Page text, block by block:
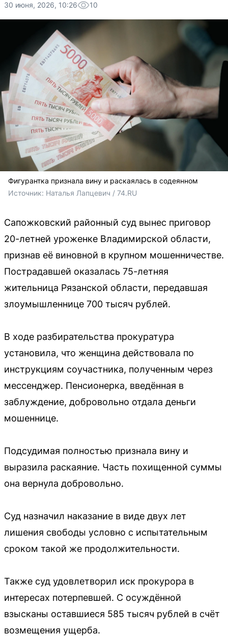
30 июня, 2026, 10:26 10
Фигурантка признала вину и раскаялась в содеянном
Источник: Наталья Лапцевич / 74.RU
Сапожковский районный суд вынес приговор
20-летней уроженке Владимирской области,
признав её виновной в крупном мошенничестве.
Пострадавшей оказалась 75-летняя
жительница Рязанской области, передавшая
злоумышленнице 700 тысяч рублей.
В ходе разбирательства прокуратура
установила, что женщина действовала по
инструкциям соучастника, полученным через
мессенджер. Пенсионерка, введённая в
заблуждение, добровольно отдала деньги
мошеннице.
Подсудимая полностью признала вину и
выразила раскаяние. Часть похищенной суммы
она вернула добровольно.
Суд назначил наказание в виде двух лет
лишения свободы условно с испытательным
сроком такой же продолжительности.
Также суд удовлетворил иск прокурора в
интересах потерпевшей. С осуждённой
взысканы оставшиеся 585 тысяч рублей в счёт
возмещения ущерба.